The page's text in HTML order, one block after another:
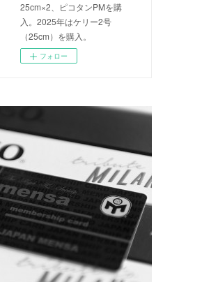
25cm×2、ピコタンPMを購
入。2025年はケリー2号
（25cm）を購入。
フォロー